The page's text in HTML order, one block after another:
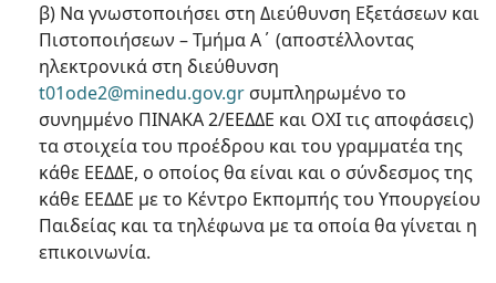
β) Να γνωστοποιήσει στη Διεύθυνση Εξετάσεων και
Πιστοποιήσεων – Τμήμα Α΄ (αποστέλλοντας
ηλεκτρονικά στη διεύθυνση
t01ode2@minedu.gov.gr συμπληρωμένο το
συνημμένο ΠΙΝΑΚΑ 2/ΕΕΔΔΕ και ΟΧΙ τις αποφάσεις)
τα στοιχεία του προέδρου και του γραμματέα της
κάθε ΕΕΔΔΕ, ο οποίος θα είναι και ο σύνδεσμος της
κάθε ΕΕΔΔΕ με το Κέντρο Εκπομπής του Υπουργείου
Παιδείας και τα τηλέφωνα με τα οποία θα γίνεται η
επικοινωνία.